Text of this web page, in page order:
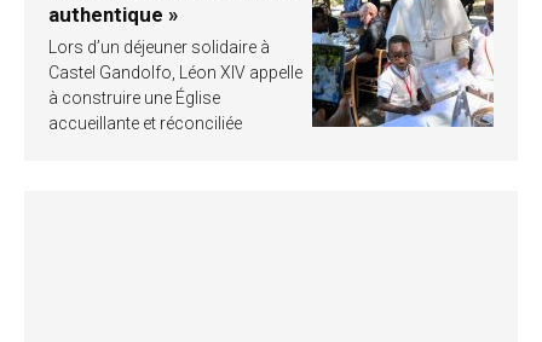
authentique »
Lors d’un déjeuner solidaire à
Castel Gandolfo, Léon XIV appelle
à construire une Église
accueillante et réconciliée